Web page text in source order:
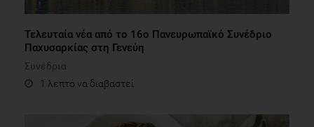
Τελευταία νέα από το 16ο Πανευρωπαϊκό Συνέδριο
Παχυσαρκίας στη Γενεύη
Συνέδρια
1 λεπτό να διαβαστεί